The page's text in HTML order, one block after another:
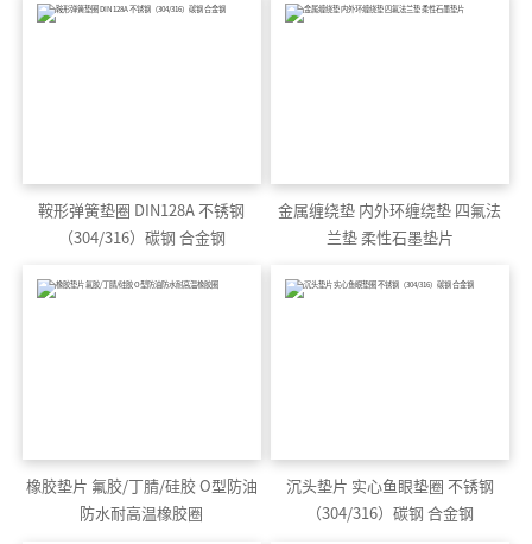
鞍形弹簧垫圈 DIN128A 不锈钢
（304/316）碳钢 合金钢
金属缠绕垫 内外环缠绕垫 四氟法
兰垫 柔性石墨垫片
橡胶垫片 氟胶/丁腈/硅胶 O型防油
防水耐高温橡胶圈
沉头垫片 实心鱼眼垫圈 不锈钢
（304/316）碳钢 合金钢